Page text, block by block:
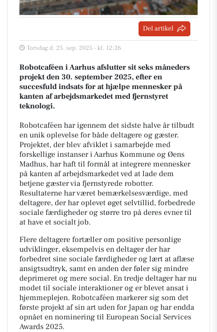
Del artikel
Torsdag d. 25. sep. 2025 - kl. 12:26
Robotcaféen i Aarhus afslutter sit seks måneders
projekt den 30. september 2025, efter en
succesfuld indsats for at hjælpe mennesker på
kanten af arbejdsmarkedet med fjernstyret
teknologi.
Robotcaféen har igennem det sidste halve år tilbudt
en unik oplevelse for både deltagere og gæster.
Projektet, der blev afviklet i samarbejde med
forskellige instanser i Aarhus Kommune og Øens
Madhus, har haft til formål at integrere mennesker
på kanten af arbejdsmarkedet ved at lade dem
betjene gæster via fjernstyrede robotter.
Resultaterne har været bemærkelsesværdige, med
deltagere, der har oplevet øget selvtillid, forbedrede
sociale færdigheder og større tro på deres evner til
at have et socialt job.
Flere deltagere fortæller om positive personlige
udviklinger, eksempelvis en deltager der har
forbedret sine sociale færdigheder og lært at aflæse
ansigtsudtryk, samt en anden der føler sig mindre
deprimeret og mere social. En tredje deltager har nu
modet til sociale interaktioner og er blevet ansat i
hjemmeplejen. Robotcaféen markerer sig som det
første projekt af sin art uden for Japan og har endda
opnået en nominering til European Social Services
Awards 2025.